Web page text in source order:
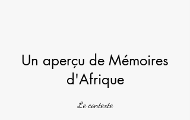
Un aperçu de Mémoires
d'Afrique
Le contexte